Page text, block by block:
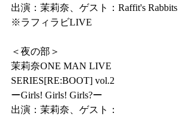
出演：茉莉奈、ゲスト：Raffit's Rabbits
※ラフィラビLIVE
＜夜の部＞
茉莉奈ONE MAN LIVE
SERIES[RE:BOOT] vol.2
ーGirls! Girls! Girls?ー
出演：茉莉奈、ゲスト：